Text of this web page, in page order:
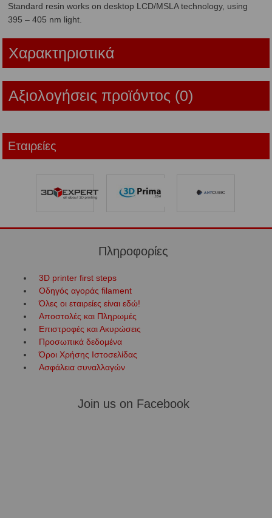
Standard resin works on desktop LCD/MSLA technology, using
395 – 405 nm light.
Χαρακτηριστικά
Αξιολογήσεις προϊόντος (0)
Εταιρείες
Πληροφορίες
3D printer first steps
Οδηγός αγοράς filament
Όλες οι εταιρείες είναι εδώ!
Αποστολές και Πληρωμές
Επιστροφές και Ακυρώσεις
Προσωπικά δεδομένα
Όροι Χρήσης Ιστοσελίδας
Ασφάλεια συναλλαγών
Join us on Facebook